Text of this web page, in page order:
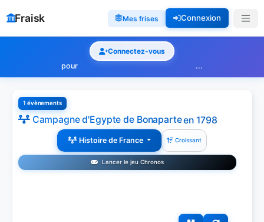
Fraisk Mes frises Connexion
Connectez-vous
pour
...
1 évènements
Campagne d'Egypte de Bonaparteen 1798
Histoire de France Croissant
Lancer le jeu Chronos